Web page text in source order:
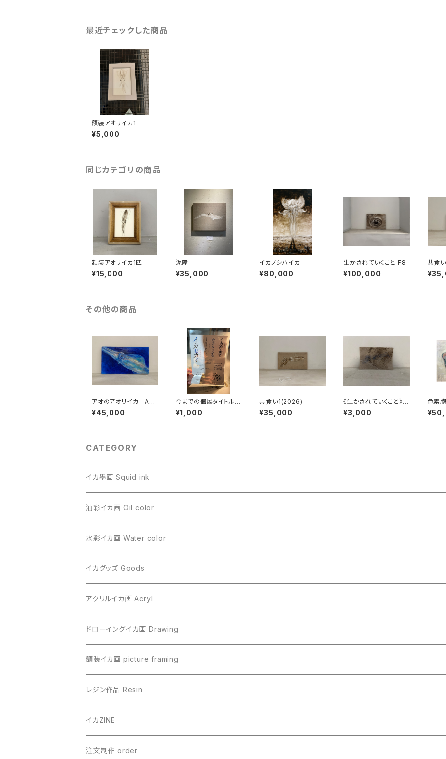
最近チェックした商品
額装アオリイカ1
¥5,000
同じカテゴリの商品
額装アオリイカ1匹
¥15,000
泥障
¥35,000
イカノシハイカ
¥80,000
生かされていくこと F8
¥100,000
共食
その他の商品
アオのアオリイカ Aor
i Blue
¥45,000
今までの個展タイトルロ
ゴステッカー(耐候性)
¥1,000
共食い1(2026)
¥35,000
《生かされていくこと》カ
ットキャンバス22
¥3,000
色素
CATEGORY
イカ墨画 Squid ink
油彩イカ画 Oil color
水彩イカ画 Water color
イカグッズ Goods
アクリルイカ画 Acryl
ドローイングイカ画 Drawing
額装イカ画 picture framing
レジン作品 Resin
イカZINE
注文制作 order